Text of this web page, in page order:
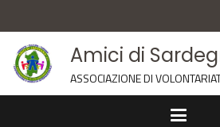
Amici di
ASSOCIAZIONE DI